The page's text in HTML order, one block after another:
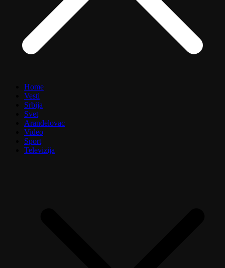
Home
Vesti
Srbija
Svet
Aranđelovac
Video
Sport
Televizija